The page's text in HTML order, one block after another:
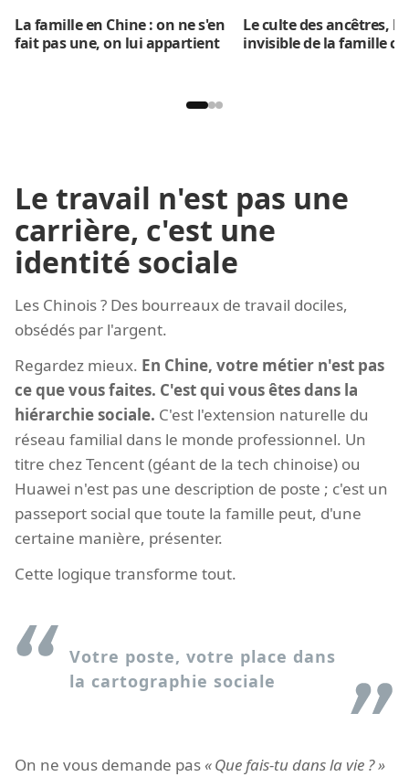
La famille en Chine : on ne s'en
fait pas une, on lui appartient
Le culte des ancêtres,
invisible de la famille
Le travail n'est pas une
carrière, c'est une
identité sociale
Les Chinois ? Des bourreaux de travail dociles,
obsédés par l'argent.
Regardez mieux. En Chine, votre métier n'est pas
ce que vous faites. C'est qui vous êtes dans la
hiérarchie sociale. C'est l'extension naturelle du
réseau familial dans le monde professionnel. Un
titre chez Tencent (géant de la tech chinoise) ou
Huawei n'est pas une description de poste ; c'est un
passeport social que toute la famille peut, d'une
certaine manière, présenter.
Cette logique transforme tout.
Votre poste, votre place dans
la cartographie sociale
On ne vous demande pas
Que fais-tu dans la vie ?